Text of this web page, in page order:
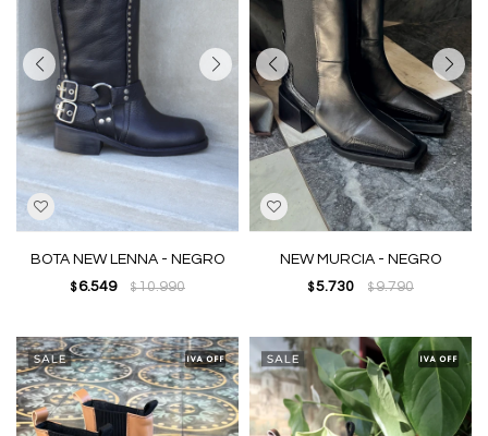
BOTA NEW LENNA - NEGRO
$ 6.549 $10.990
NEW MURCIA - NEGRO
$ 5.730 $9.790